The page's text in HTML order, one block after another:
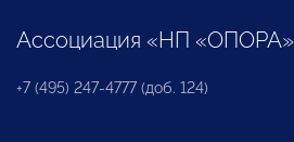
Ассоциация «НП «ОПОРА»
+7 (495) 247-4777 (доб. 124)